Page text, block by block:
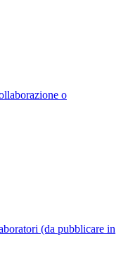
o
(da pubblicare in